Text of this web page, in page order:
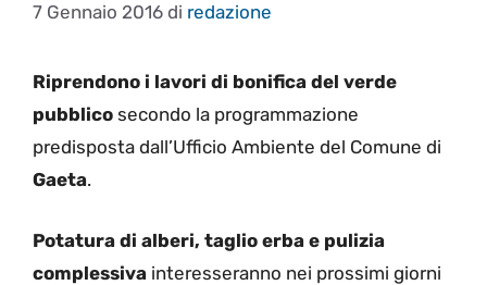
7 Gennaio 2016 di redazione
Riprendono i lavori di bonifica del verde
pubblico secondo la programmazione
predisposta dall’Ufficio Ambiente del Comune di
Gaeta.
Potatura di alberi, taglio erba e pulizia
complessiva interesseranno nei prossimi giorni